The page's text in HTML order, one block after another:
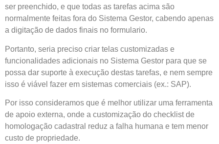
ser preenchido, e que todas as tarefas acima são
normalmente feitas fora do Sistema Gestor, cabendo apenas
a digitação de dados finais no formulario.
Portanto, seria preciso criar telas customizadas e
funcionalidades adicionais no Sistema Gestor para que se
possa dar suporte à execução destas tarefas, e nem sempre
isso é viável fazer em sistemas comerciais (ex.: SAP).
Por isso consideramos que é melhor utilizar uma ferramenta
de apoio externa, onde a customização do checklist de
homologação cadastral reduz a falha humana e tem menor
custo de propriedade.